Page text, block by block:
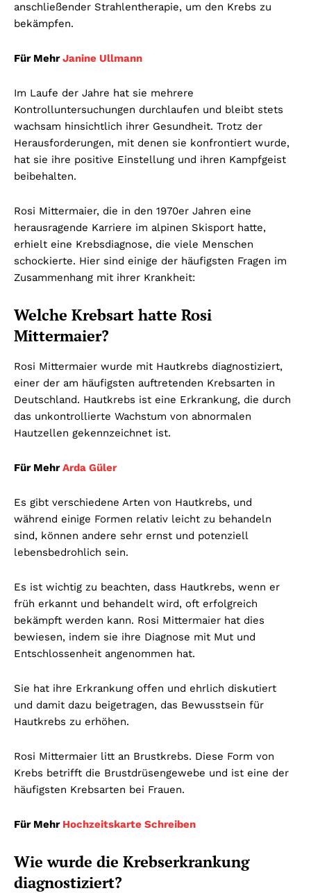
anschließender Strahlentherapie, um den Krebs zu
bekämpfen.
Für MehrJanine Ullmann
Im Laufe der Jahre hat sie mehrere
Kontrolluntersuchungen durchlaufen und bleibt stets
wachsam hinsichtlich ihrer Gesundheit. Trotz der
Herausforderungen, mit denen sie konfrontiert wurde,
hat sie ihre positive Einstellung und ihren Kampfgeist
beibehalten.
Rosi Mittermaier, die in den 1970er Jahren eine
herausragende Karriere im alpinen Skisport hatte,
erhielt eine Krebsdiagnose, die viele Menschen
schockierte. Hier sind einige der häufigsten Fragen im
Zusammenhang mit ihrer Krankheit:
Welche Krebsart hatte Rosi
Mittermaier?
Rosi Mittermaier wurde mit Hautkrebs diagnostiziert,
einer der am häufigsten auftretenden Krebsarten in
Deutschland. Hautkrebs ist eine Erkrankung, die durch
das unkontrollierte Wachstum von abnormalen
Hautzellen gekennzeichnet ist.
Für MehrArda Güler
Es gibt verschiedene Arten von Hautkrebs, und
während einige Formen relativ leicht zu behandeln
sind, können andere sehr ernst und potenziell
lebensbedrohlich sein.
Es ist wichtig zu beachten, dass Hautkrebs, wenn er
früh erkannt und behandelt wird, oft erfolgreich
bekämpft werden kann. Rosi Mittermaier hat dies
bewiesen, indem sie ihre Diagnose mit Mut und
Entschlossenheit angenommen hat.
Sie hat ihre Erkrankung offen und ehrlich diskutiert
und damit dazu beigetragen, das Bewusstsein für
Hautkrebs zu erhöhen.
Rosi Mittermaier litt an Brustkrebs. Diese Form von
Krebs betrifft die Brustdrüsengewebe und ist eine der
häufigsten Krebsarten bei Frauen.
Für Mehr Hochzeitskarte Schreiben
Wie wurde die Krebserkrankung
diagnostiziert?